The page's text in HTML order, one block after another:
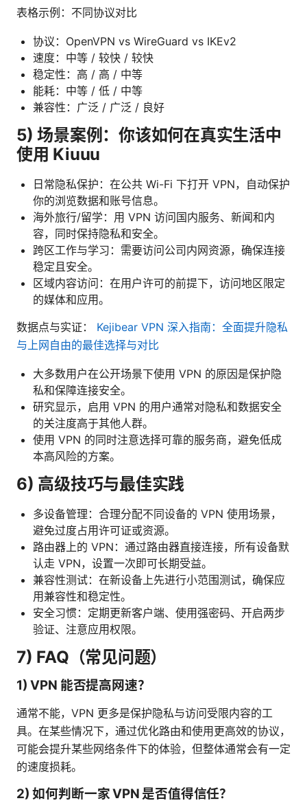
表格示例：不同协议对比
协议：OpenVPN vs WireGuard vs IKEv2
速度：中等 / 较快 / 较快
稳定性：高 / 高 / 中等
能耗：中等 / 低 / 中等
兼容性：广泛 / 广泛 / 良好
5) 场景案例：你该如何在真实生活中
使用 Kiuuu
日常隐私保护：在公共 Wi-Fi 下打开 VPN，自动保护
你的浏览数据和账号信息。
海外旅行/留学：用 VPN 访问国内服务、新闻和内
容，同时保持隐私和安全。
跨区工作与学习：需要访问公司内网资源，确保连接
稳定且安全。
区域内容访问：在用户许可的前提下，访问地区限定
的媒体和应用。
数据点与实证： Kejibear VPN 深入指南：全面提升隐私
与上网自由的最佳选择与对比
大多数用户在公开场景下使用 VPN 的原因是保护隐
私和保障连接安全。
研究显示，启用 VPN 的用户通常对隐私和数据安全
的关注度高于其他人群。
使用 VPN 的同时注意选择可靠的服务商，避免低成
本高风险的方案。
6) 高级技巧与最佳实践
多设备管理：合理分配不同设备的 VPN 使用场景，
避免过度占用许可证或资源。
路由器上的 VPN：通过路由器直接连接，所有设备默
认走 VPN，设置一次即可长期受益。
兼容性测试：在新设备上先进行小范围测试，确保应
用兼容性和稳定性。
安全习惯：定期更新客户端、使用强密码、开启两步
验证、注意应用权限。
7) FAQ（常见问题）
1) VPN 能否提高网速？
通常不能，VPN 更多是保护隐私与访问受限内容的工
具。在某些情况下，通过优化路由和使用更高效的协议，
可能会提升某些网络条件下的体验，但整体通常会有一定
的速度损耗。
2) 如何判断一家 VPN 是否值得信任？